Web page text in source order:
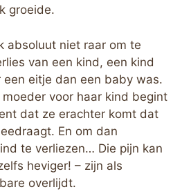
groeide.
absoluut niet raar om te
van een kind, een kind
een eitje dan een baby was.
voor haar kind begint
dat ze erachter komt dat
En om dan
te verliezen… Die pijn kan
heviger! – zijn als
overlijdt.